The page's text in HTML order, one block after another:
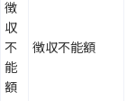
徴
収
不
能
額
徴収不能額